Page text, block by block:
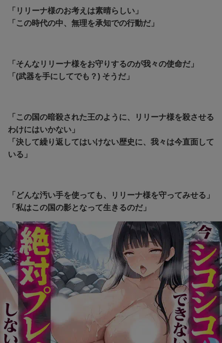
「リリーナ様のお考えは素晴らしい」
「この時代の中、無理を承知での行動だ」
「そんなリリーナ様をお守りするのが我々の使命だ」
「(武器を手にしてでも？) そうだ」
「この国の暗殺された王のように、リリーナ様を殺させる
わけにはいかない」
「決して繰り返してはいけない歴史に、我々は今直面して
いる」
「どんな汚い手を使っても、リリーナ様を守ってみせる」
「私はこの国の影となって生きるのだ」